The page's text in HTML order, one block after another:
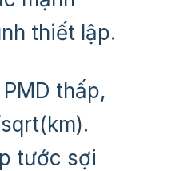
thiết lập.
thấp,
tước sợi